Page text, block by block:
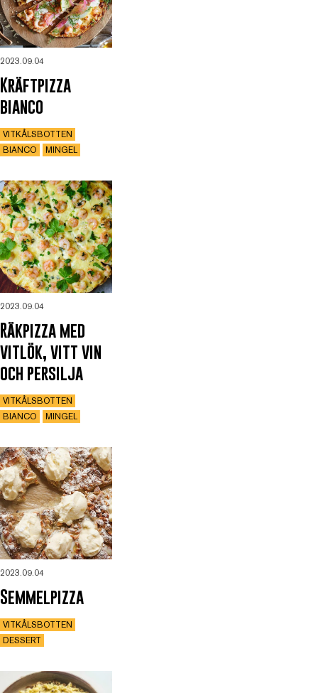
2023.09.04
Kräftpizza
bianco
VITKÅLSBOTTEN
BIANCO
MINGEL
2023.09.04
Räkpizza med
vitlök, vitt vin
och persilja
VITKÅLSBOTTEN
BIANCO
MINGEL
2023.09.04
Semmelpizza
VITKÅLSBOTTEN
DESSERT